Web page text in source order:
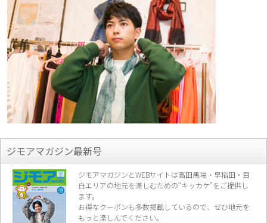
ジモアマガジン最新号
ジモアマガジンとWEBサイトは高田馬場・早稲田・目
白エリアの地元を楽しむための“キッカケ”をご提供し
ます。
お得なクーポンも多数掲載しているので、 ぜひ地元を
もっと楽しんでください。